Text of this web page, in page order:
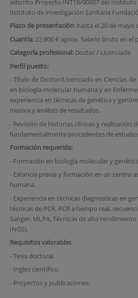
adscrito Proyecto INT18/00007 del Instituto
Instituto de investigación Sanitaria
Plazo de presentación: hasta el 20 de mayo
Cuantía:22.800 € aprox. Salario bruto en el
Categoría profesional:Doctor / Licenciado
Perfil puesto:
- Título de Doctor/Licenciado en Ciencias
en biología molecular humana y en
experiencia en técnicas de genética y
masiva y análisis de resultados.
- Revisión de historias clínicas y realización
fundamentalmente procedentes de
Formación requerida:
- Formación en biología molecular y
- Estancia previa y formación en un centro
humana.
- Experiencia en técnicas diagnosticas en
técnicas de PCR, PCR a tiempo real,
Sanger, MLPA, Técnicas de alto
(NGS).
Requisitos valorables
- Tesis doctoral.
- Ingles científico.
- Proyectos y publicaciones.